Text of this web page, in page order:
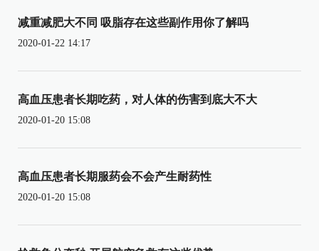
减重减肥大不同 吸脂存在这些副作用你了解吗
2020-01-22 14:17
高血压患者长期吃药，对人体的伤害到底大不大
2020-01-20 15:08
高血压患者长期服药会不会产生耐药性
2020-01-20 15:08